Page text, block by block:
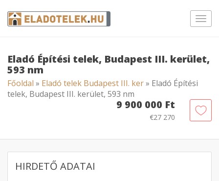
Eladó Építési telek, Budapest III. kerület,
593 nm
Főoldal » Eladó telek Budapest III. ker» Eladó Építési
telek, Budapest III. kerület, 593 nm
9 900 000 Ft
€27 270
HIRDETŐ ADATAI